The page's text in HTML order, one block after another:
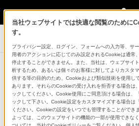
商品一覧：アクセサリー
当社ウェブサイトでは快適な閲覧のために
す。
プライバシー設定、ログイン、フォームへの入力等、サ
用者のアクションに応じてのみ設定されるCookieは通常
停止することができません。また、当社は、ウェブサイ
析するため、あるいは個々のお客様に対してよりカスタ
供する等の目的のため、Cookieおよび類似技術を使用し
あります。それらのCookieの受け入れを拒否する場合は
ックしてください。Cookie使用にご同意頂ける場合は、
ックして下さい。Cookie設定をカスタマイズする場合は
ください。Cookieの設定をいつでも管理することができ
よっては、このウェブサイトの機能の一部が使用できな